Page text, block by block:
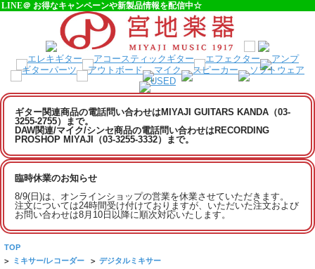
LINE＠ お得なキャンペーンや新製品情報を配信中☆
ギター関連商品の電話問い合わせはMIYAJI GUITARS KANDA（03-
3255-2755）まで。
DAW関連/マイク/シンセ商品の電話問い合わせはRECORDING
PROSHOP MIYAJI（03-3255-3332）まで。
臨時休業のお知らせ
8/9(日)は、オンラインショップの営業を休業させていただきます。
注文については24時間受け付けておりますが、いただいた注文および
お問い合わせは8月10日以降に順次対応いたします。
TOP
> ミキサー/レコーダー > デジタルミキサー